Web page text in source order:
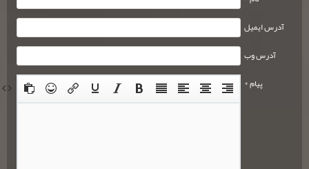
آدرس ایمیل
آدرس وب
پیام *